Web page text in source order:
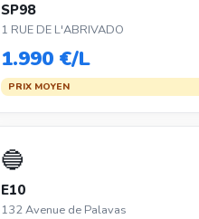
SP98
1 RUE DE L'ABRIVADO
1.990 €/L
PRIX MOYEN
🔵
E10
132 Avenue de Palavas